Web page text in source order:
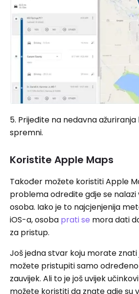
5. Prijeđite na nedavna
spremni.
Koristite Apple Maps
Također možete koristiti Apple
problema odredite gdje se nalazi
osoba. Iako je to najcjenjenija
iOS-a, osoba prati se mora dati
za pristup.
Još jedna stvar koju morate znati
možete pristupiti samo
zauvijek. Ali to je još uvijek
možete koristiti da znate gdje su